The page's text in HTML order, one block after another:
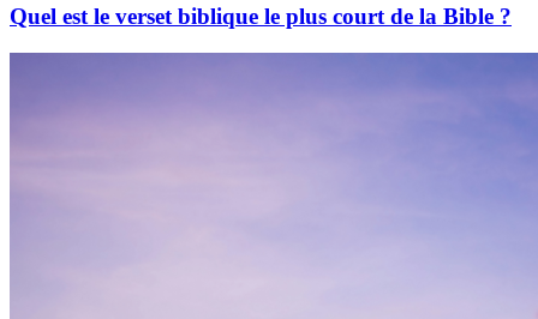
Quel est le verset biblique le plus court de la Bible ?